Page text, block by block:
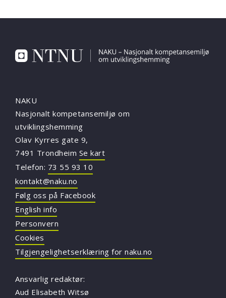
NAKU
Nasjonalt kompetansemiljø om
utviklingshemming
Olav Kyrres gate 9,
7491 Trondheim Se kart
Telefon: 73 55 93 10
kontakt@naku.no
Følg oss på Facebook
English info
Personvern
Cookies
Tilgjengelighetserklæring for naku.no
Ansvarlig redaktør:
Aud Elisabeth Witsø